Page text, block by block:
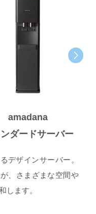
ーバー
ーバー。洗練さ
な空間やシーン